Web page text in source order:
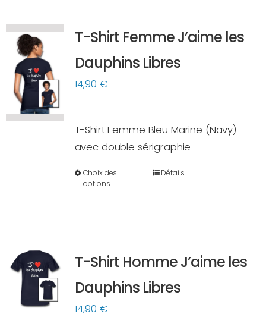
T-Shirt Femme J’aime les
Dauphins Libres
14,90 €
T-Shirt Femme Bleu Marine (Navy)
avec double sérigraphie
Choix des
options
Ce
Les
options
peuvent
Détails
T-Shirt Homme J’aime les
Dauphins Libres
14,90 €